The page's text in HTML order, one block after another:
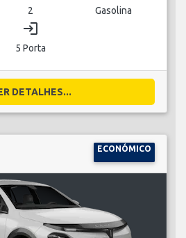
2 Gasolina
login
5 Porta
DETALHES...
ECONÓMICO